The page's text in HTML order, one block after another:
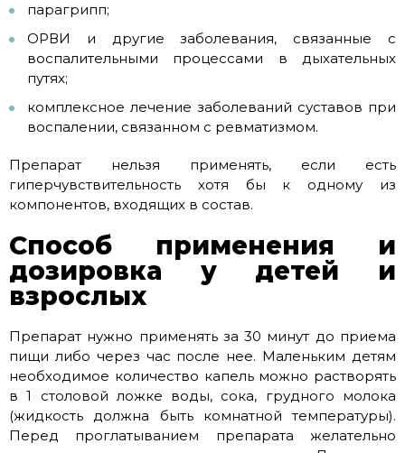
парагрипп;
ОРВИ и другие заболевания, связанные с
воспалительными процессами в дыхательных
путях;
комплексное лечение заболеваний суставов при
воспалении, связанном с ревматизмом.
Препарат нельзя применять, если есть
гиперчувствительность хотя бы к одному из
компонентов, входящих в состав.
Способ применения и
дозировка у детей и
взрослых
Препарат нужно применять за 30 минут до приема
пищи либо через час после нее. Маленьким детям
необходимое количество капель можно растворять
в 1 столовой ложке воды, сока, грудного молока
(жидкость должна быть комнатной температуры).
Перед проглатыванием препарата желательно